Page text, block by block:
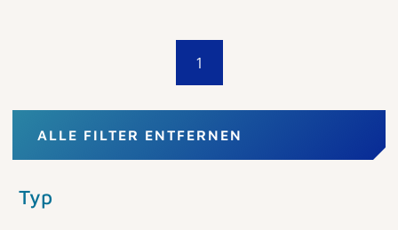
1
ALLE FILTER ENTFERNEN
Typ